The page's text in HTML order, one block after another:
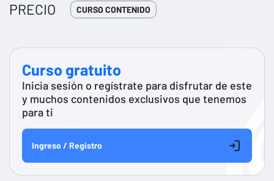
PRECIO CURSO CONTENIDO
Curso gratuito
Inicia sesión o regístrate para disfrutar de este
y muchos contenidos exclusivos que tenemos
para ti
Ingreso / Registro